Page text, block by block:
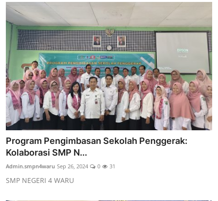
Program Pengimbasan Sekolah Penggerak:
Kolaborasi SMP N...
Admin.smpn4waru Sep 26, 2024 0 31
SMP NEGERI 4 WARU